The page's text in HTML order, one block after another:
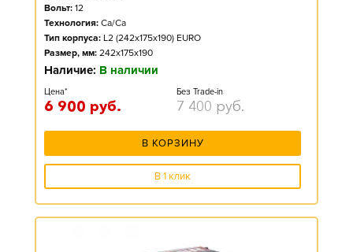
Вольт: 12
Технология: Ca/Ca
Тип корпуса: L2 (242x175x190) EURO
Размер, мм: 242x175x190
Наличие: В наличии
Цена*
6 900 руб.
Без Trade-in
7 400 руб.
В КОРЗИНУ
В 1 клик